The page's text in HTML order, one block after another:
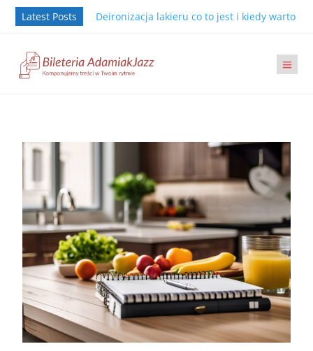
Latest Posts Deironizacja lakieru co to jest i kiedy warto ją